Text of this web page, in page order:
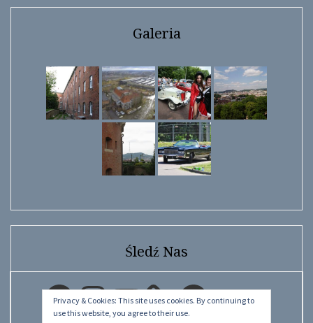
Privacy & Cookies: This site uses cookies. By continuing to
use this website, you agree to their use.
Galeria
Śledź Nas
FacebookInstagramYouTube Facebook